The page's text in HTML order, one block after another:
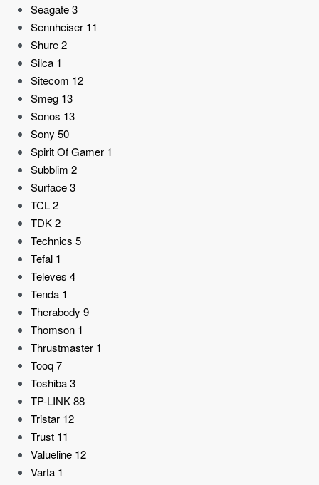
Seagate3
Sennheiser 11
Shure2
Silca 1
Sitecom 12
Smeg 13
Sonos 13
Sony 50
Spirit Of Gamer 1
Subblim 2
Surface3
TCL2
TDK2
Technics 5
Tefal 1
Televes 4
Tenda 1
Therabody 9
Thomson 1
Thrustmaster 1
Tooq7
Toshiba3
TP-LINK88
Tristar 12
Trust 11
Valueline 12
Varta 1